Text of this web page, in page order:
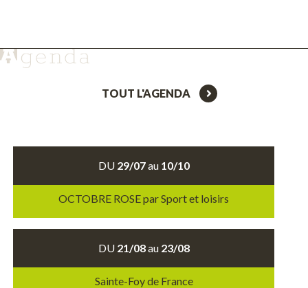
TOUT L'AGENDA
DU 29/07au 10/10
OCTOBRE ROSE par Sport et loisirs
DU 21/08au 23/08
Sainte-Foy de France